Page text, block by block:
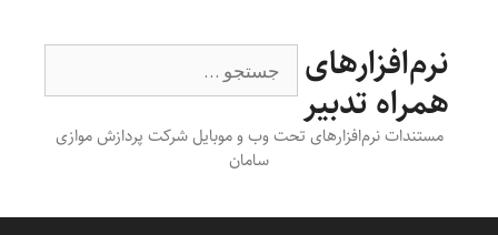
نرم‌افزارهای
همراه تدبیر
مستندات نرم‌افزارهای تحت وب و موبایل شرکت پردازش موازی
سامان